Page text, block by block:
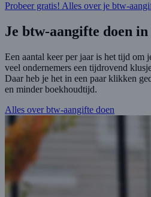
Probeer gratis! Alles over je btw-
Je btw-aangifte doen
Een aantal keer per jaar is het tijd om
veel ondernemers een tijdrovend
Daar heb je het in een paar klikken
en minder boekhoudtijd.
Alles over btw-aangifte doen